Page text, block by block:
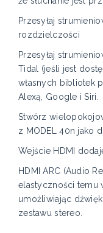
Przesyłaj
rozdzielczości
Przesyłaj
Tidal (jeśli jest
własnych bibliotek
Alexą, Google i Siri.
Stwórz
z MODEL 40n jako
Wejście HDMI
HDMI ARC (Audio
elastyczności temu
umożliwiając
zestawu stereo.